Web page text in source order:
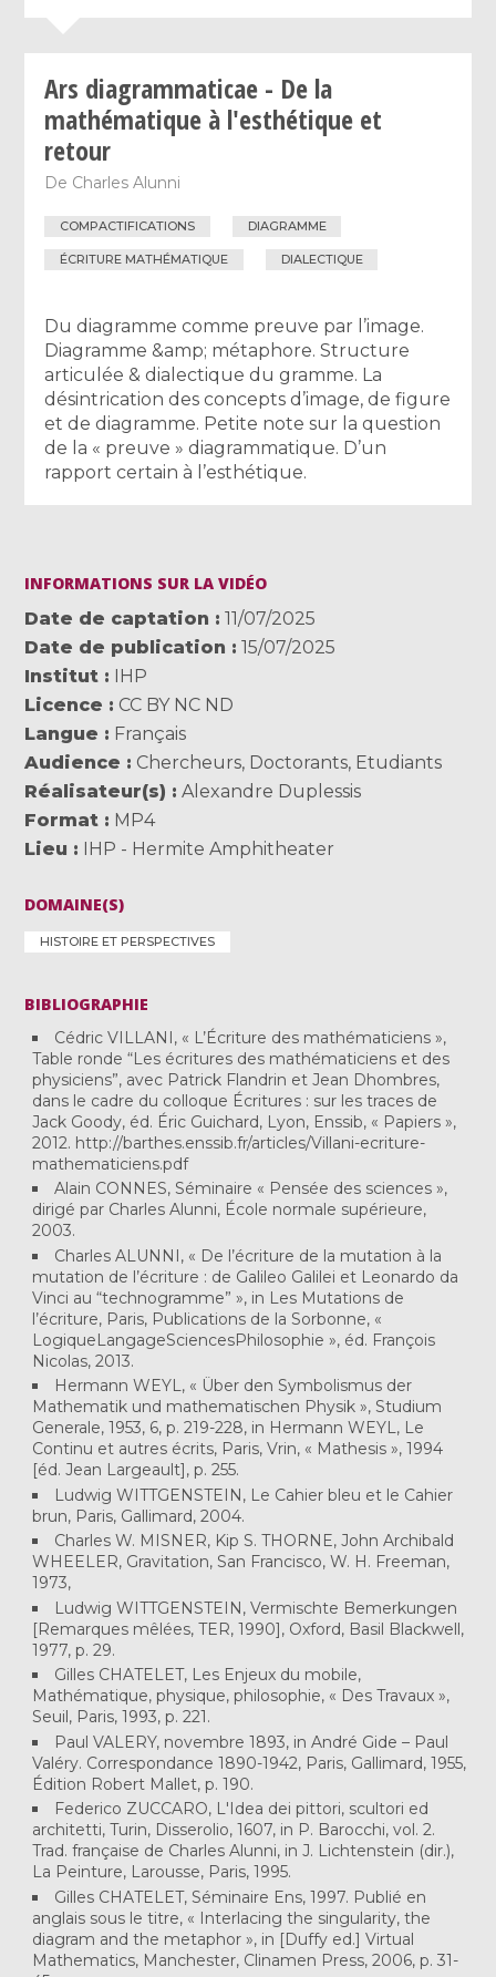
Ars diagrammaticae - De la
mathématique à l'esthétique et
retour
De Charles Alunni
COMPACTIFICATIONS DIAGRAMME
ÉCRITURE MATHÉMATIQUE DIALECTIQUE
Du diagramme comme preuve par l’image.
Diagramme &amp; métaphore. Structure
articulée & dialectique du gramme. La
désintrication des concepts d’image, de figure
et de diagramme. Petite note sur la question
de la « preuve » diagrammatique. D’un
rapport certain à l’esthétique.
INFORMATIONS SUR LA VIDÉO
Date de captation
11/07/2025
Date de publication
15/07/2025
Institut
IHP
Licence
CC BY NC ND
Langue
Français
Audience
Chercheurs, Doctorants, Etudiants
Réalisateur(s)
Alexandre Duplessis
Format
MP4
Lieu
IHP - Hermite Amphitheater
DOMAINE(S)
HISTOIRE ET PERSPECTIVES
BIBLIOGRAPHIE
Cédric VILLANI, « L’Écriture des mathématiciens »,
Table ronde “Les écritures des mathématiciens et des
physiciens”, avec Patrick Flandrin et Jean Dhombres,
dans le cadre du colloque Écritures : sur les traces de
Jack Goody, éd. Éric Guichard, Lyon, Enssib, « Papiers »,
2012. http://barthes.enssib.fr/articles/Villani-ecriture-
mathematiciens.pdf
Alain CONNES, Séminaire « Pensée des sciences »,
dirigé par Charles Alunni, École normale supérieure,
2003.
Charles ALUNNI, « De l’écriture de la mutation à la
mutation de l’écriture : de Galileo Galilei et Leonardo da
Vinci au “technogramme” », in Les Mutations de
l’écriture, Paris, Publications de la Sorbonne, «
LogiqueLangageSciencesPhilosophie », éd. François
Nicolas, 2013.
Hermann WEYL, « Über den Symbolismus der
Mathematik und mathematischen Physik », Studium
Generale, 1953, 6, p. 219-228, in Hermann WEYL, Le
Continu et autres écrits, Paris, Vrin, « Mathesis », 1994
[éd. Jean Largeault], p. 255.
Ludwig WITTGENSTEIN, Le Cahier bleu et le Cahier
brun, Paris, Gallimard, 2004.
Charles W. MISNER, Kip S. THORNE, John Archibald
WHEELER, Gravitation, San Francisco, W. H. Freeman,
1973,
Ludwig WITTGENSTEIN, Vermischte Bemerkungen
[Remarques mêlées, TER, 1990], Oxford, Basil Blackwell,
1977, p. 29.
Gilles CHATELET, Les Enjeux du mobile,
Mathématique, physique, philosophie, « Des Travaux »,
Seuil, Paris, 1993, p. 221.
Paul VALERY, novembre 1893, in André Gide – Paul
Valéry. Correspondance 1890-1942, Paris, Gallimard, 1955,
Édition Robert Mallet, p. 190.
Federico ZUCCARO, L'Idea dei pittori, scultori ed
architetti, Turin, Disserolio, 1607, in P. Barocchi, vol. 2.
Trad. française de Charles Alunni, in J. Lichtenstein (dir.),
La Peinture, Larousse, Paris, 1995.
Gilles CHATELET, Séminaire Ens, 1997. Publié en
anglais sous le titre, « Interlacing the singularity, the
diagram and the metaphor », in [Duffy ed.] Virtual
Mathematics, Manchester, Clinamen Press, 2006, p. 31-